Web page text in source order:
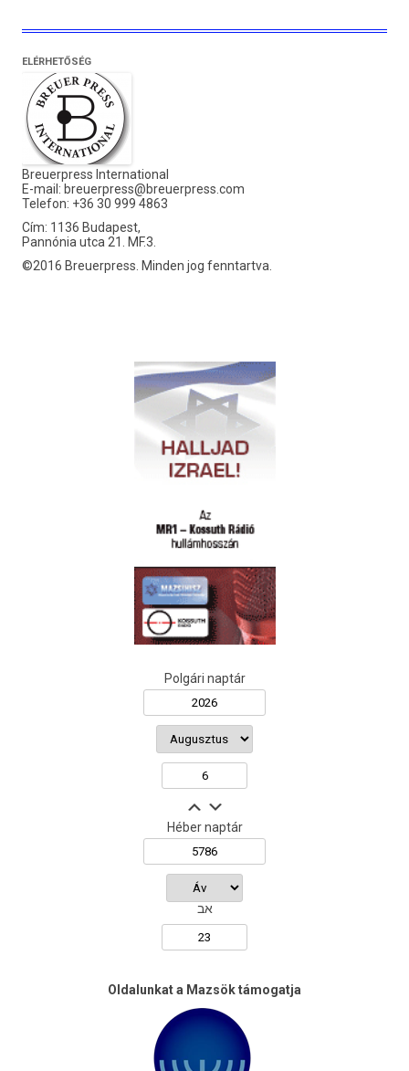
ELÉRHETŐSÉG
Breuerpress International
E-mail: breuerpress@breuerpress.com
Telefon: +36 30 999 4863
Cím: 1136 Budapest,
Pannónia utca 21. MF.3.
©2016 Breuerpress. Minden jog fenntartva.
Polgári naptár
Héber naptár
אב
Oldalunkat a Mazsök támogatja